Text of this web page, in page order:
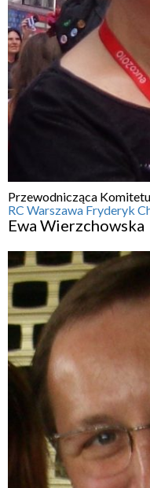
Przewodnicząca
RC Warszawa Fryderyk
Ewa Wierzchowska